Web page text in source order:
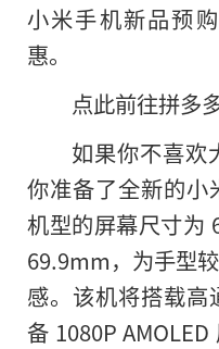
小米手机新品预
惠。
点此前往拼多
如果你不喜欢
你准备了全新的小
机型的屏幕尺寸为
69.9mm，为手型
感。该机将搭载高
备 1080P